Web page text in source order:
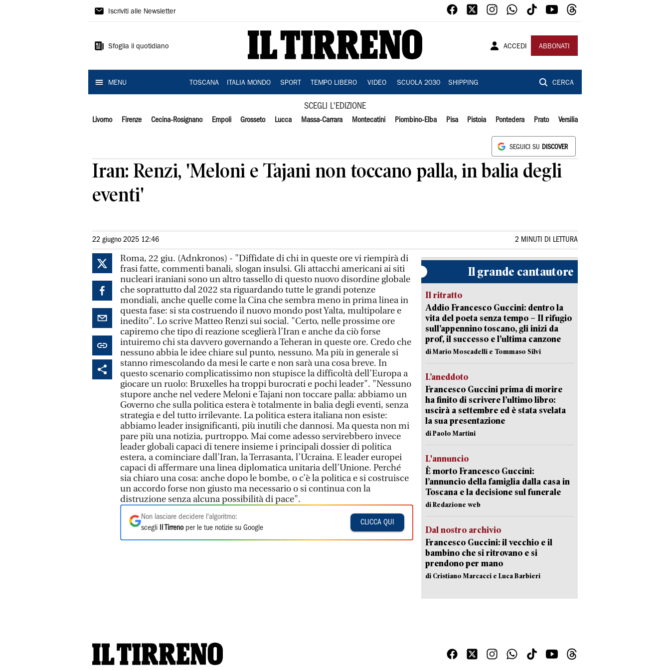
Il
Iscriviti alle Newsletter
Sfoglia il quotidiano ACCEDI ABBONATI
MENU TOSCANA ITALIA MONDO SPORT TEMPO LIBERO VIDEO SCUOLA 2030 SHIPPING CERCA
SCEGLI L'EDIZIONE
Livorno Firenze Cecina-Rosignano Empoli Grosseto Lucca Massa-Carrara Montecatini Piombino-Elba Pisa Pistoia Pontedera Prato Versilia
SEGUICI SU DISCOVER
Iran: Renzi, 'Meloni e Tajani non toccano palla, in balia degli
eventi'
22 giugno 2025 12:46 2 MINUTI DI LETTURA
Roma, 22 giu. (Adnkronos) - "Diffidate di chi in queste ore vi riempirà di
frasi fatte, commenti banali, slogan insulsi. Gli attacchi americani ai siti
nucleari iraniani sono un altro tassello di questo nuovo disordine globale
che soprattutto dal 2022 sta riguardando tutte le grandi potenze
mondiali, anche quelle come la Cina che sembra meno in prima linea in
questa fase: si sta costruendo il nuovo mondo post Yalta, multipolare e
inedito". Lo scrive Matteo Renzi sui social. "Certo, nelle prossime ore
capiremo che tipo di reazione sceglierà l’Iran e anche da ciò forse
intuiremo chi sta davvero governando a Teheran in queste ore. Credo che
nessuno abbia le idee chiare sul punto, nessuno. Ma più in generale si
stanno rimescolando da mesi le carte e non sarà una cosa breve. In
questo scenario complicatissimo non stupisce la difficoltà dell’Europa a
giocare un ruolo: Bruxelles ha troppi burocrati e pochi leader". "Nessuno
stupore anche nel vedere Meloni e Tajani non toccare palla: abbiamo un
Governo che sulla politica estera è totalmente in balia degli eventi, senza
strategia e del tutto irrilevante. La politica estera italiana non esiste:
abbiamo leader insignificanti, più inutili che dannosi. Ma questa non mi
pare più una notizia, purtroppo. Mai come adesso servirebbero invece
leader globali capaci di tenere insieme i principali dossier di politica
estera, a cominciare dall’Iran, la Terrasanta, l’Ucraina. E leader europei
capaci di affermare una linea diplomatica unitaria dell’Unione. Perché
sia chiaro una cosa: anche dopo le bombe, o c’è la politica e si costruisce
un accordo forse non giusto ma necessario o si continua con la
distruzione senza alcuna possibilità di pace".
Non lasciare decidere l'algoritmo:
scegli
Il Tirrenoper le tue notizie su Google
CLICCA QUI
Il grande cantautore
Il ritratto
Addio Francesco Guccini: dentro la
vita del poeta senza tempo – Il rifugio
sull’appennino toscano, gli inizi da
prof, il successo e l’ultima canzone
di Mario Moscadelli e Tommaso Silvi
L’aneddoto
Francesco Guccini prima di morire
ha finito di scrivere l’ultimo libro:
uscirà a settembre ed è stata svelata
la sua presentazione
di Paolo Martini
L'annuncio
È morto Francesco Guccini:
l’annuncio della famiglia dalla casa in
Toscana e la decisione sul funerale
di Redazione web
Dal nostro archivio
Francesco Guccini: il vecchio e il
bambino che si ritrovano e si
prendono per mano
di Cristiano Marcacci e Luca Barbieri